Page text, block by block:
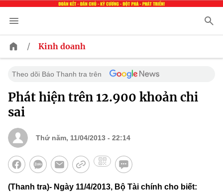
/ Kinh doanh
Theo dõi Báo Thanh tra trên
Phát hiện trên 12.900 khoản chi
sai
Thứ năm, 11/04/2013 - 22:14
(Thanh tra)- Ngày 11/4/2013, Bộ Tài chính cho biết: